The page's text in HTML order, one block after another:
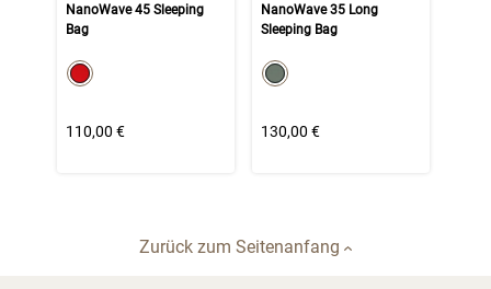
NanoWave 45 Sleeping
Bag
color swatch
Select color
110,00 €
NanoWave 35 Long
Sleeping Bag
color swatch
Select color
130,00 €
Zurück zum Seitenanfang